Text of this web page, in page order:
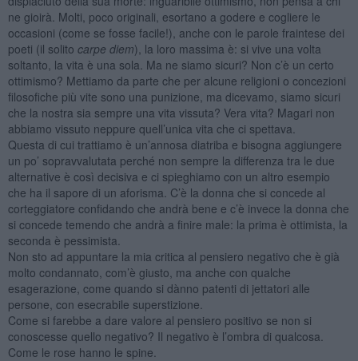
ne gioirà. Molti, poco originali, esortano a godere e cogliere le
occasioni (come se fosse facile!), anche con le parole fraintese dei
poeti (il solito carpe diem), la loro massima è: si vive una volta
soltanto, la vita è una sola. Ma ne siamo sicuri? Non c’è un certo
ottimismo? Mettiamo da parte che per alcune religioni o concezioni
filosofiche più vite sono una punizione, ma dicevamo, siamo sicuri
che la nostra sia sempre una vita vissuta? Vera vita? Magari non
abbiamo vissuto neppure quell’unica vita che ci spettava.
Questa di cui trattiamo è un’annosa diatriba e bisogna aggiungere
un po’ sopravvalutata perché non sempre la differenza tra le due
alternative è così decisiva e ci spieghiamo con un altro esempio
che ha il sapore di un aforisma. C’è la donna che si concede al
corteggiatore confidando che andrà bene e c’è invece la donna che
si concede temendo che andrà a finire male: la prima è ottimista, la
seconda è pessimista.
Non sto ad appuntare la mia critica al pensiero negativo che è già
molto condannato, com’è giusto, ma anche con qualche
esagerazione, come quando si dànno patenti di jettatori alle
persone, con esecrabile superstizione.
Come si farebbe a dare valore al pensiero positivo se non si
conoscesse quello negativo? Il negativo è l’ombra di qualcosa.
Come le rose hanno le spine.